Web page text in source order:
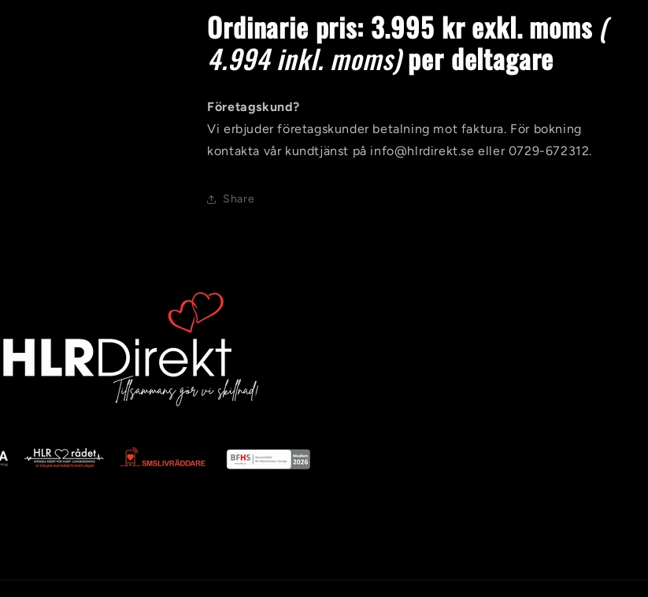
Ordinarie pris: 3.995 kr exkl. moms (
4.994 inkl. moms)per deltagare
Företagskund?
Vi erbjuder företagskunder betalning mot faktura. För bokning
kontakta vår kundtjänst på info@hlrdirekt.se eller 0729-672312.
Share